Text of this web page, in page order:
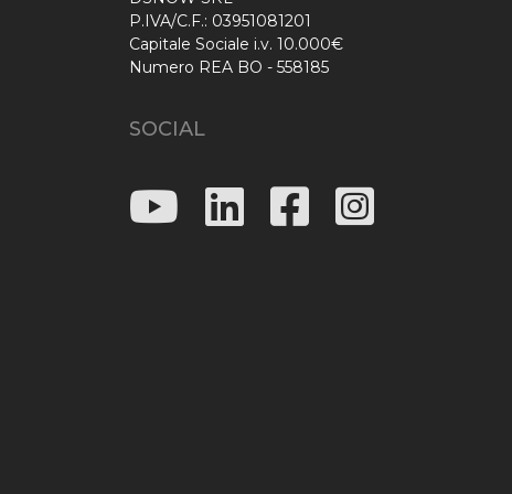
P.IVA/C.F.: 03951081201
Capitale Sociale i.v. 10.000€
Numero REA BO - 558185
SOCIAL